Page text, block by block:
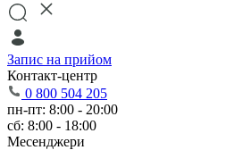
Запис на прийом
Контакт-центр
0 800 504 205
пн-пт: 8:00 - 20:00
сб: 8:00 - 18:00
Месенджери